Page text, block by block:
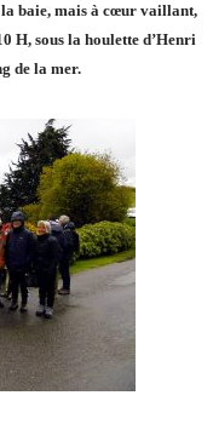
baie, mais à cœur vaillant,
H, sous la houlette d’Henri
de la mer.